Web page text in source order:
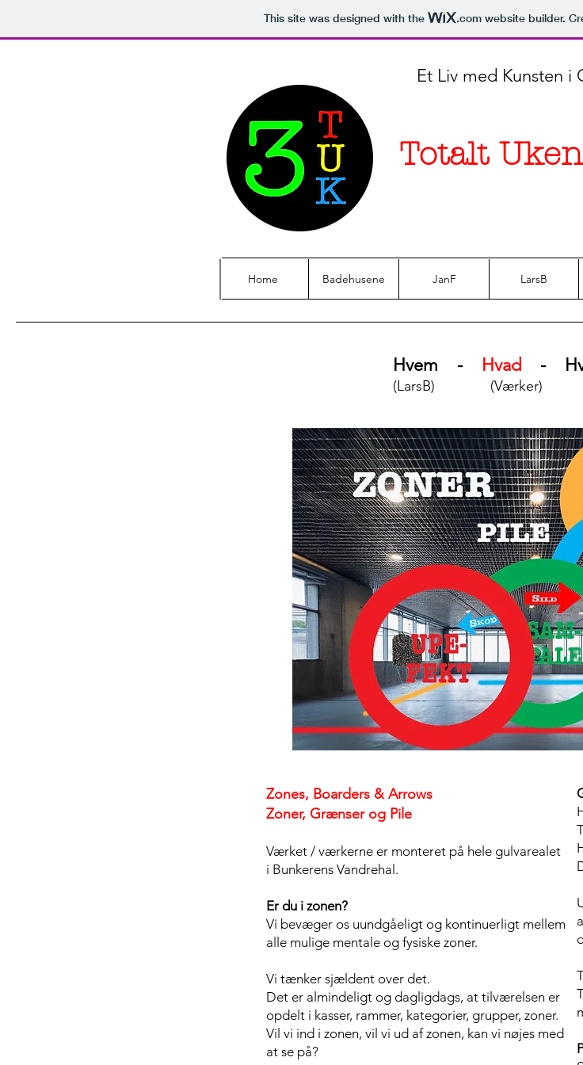
This site was designed with the .comwebsite builder.
Et Liv med Kunsten i
Totalt
Home Badehusene JanF LarsB
Hvem - Hvad -
(LarsB) (Værker)
Zones, Boarders & Arrows
Zoner, Grænser og Pile
Værket / værkerne er monteret på hele gulvarealet
i Bunkerens Vandrehal.
Er du i zonen?
Vi bevæger os uundgåeligt og kontinuerligt mellem
alle mulige mentale og fysiske zoner.
Vi tænker sjældent over det.
Det er almindeligt og dagligdags, at tilværelsen er
opdelt i kasser, rammer, kategorier, grupper, zoner.
Vil vi ind i zonen, vil vi ud af zonen, kan vi nøjes med
at se på?